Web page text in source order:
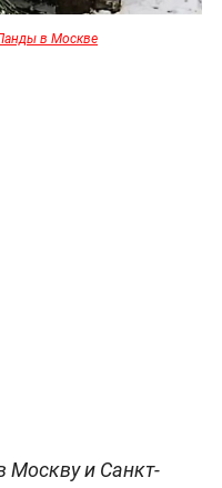
в Москве
Москву и Санкт-